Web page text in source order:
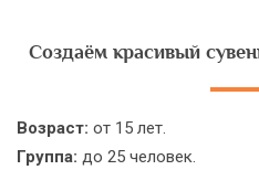
Создаём красивый
Возраст: от 15 лет.
Группа: до 25 человек.